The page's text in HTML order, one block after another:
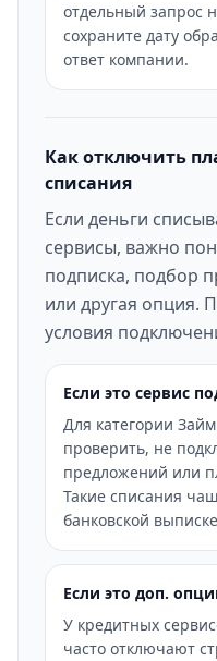
отдельный запрос
сохраните дату
ответ компании.
Как отключить
списания
Если деньги
сервисы, важно
подписка, подбор
или другая опция.
условия
Если это сервис
Для категории
проверить, не
предложений или
Такие списания
банковской
Если это доп.
У кредитных
часто отключают